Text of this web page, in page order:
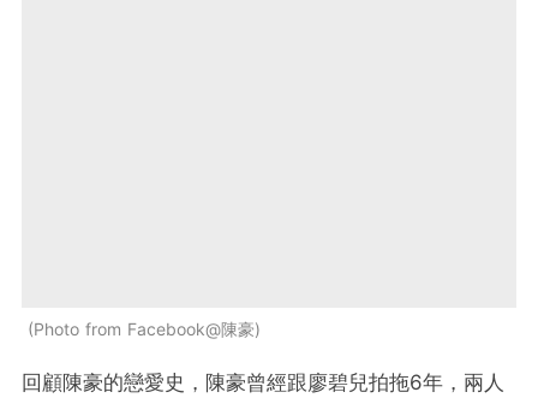
Photo from Facebook@陳豪
回顧陳豪的戀愛史，陳豪曾經跟廖碧兒拍拖6年，兩人